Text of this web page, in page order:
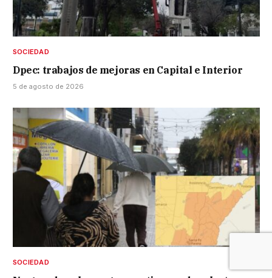
SOCIEDAD
Dpec: trabajos de mejoras en Capital e Interior
5 de agosto de 2026
SOCIEDAD